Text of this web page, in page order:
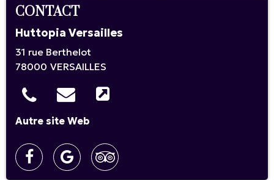
CONTACT
Huttopia Versailles
31 rue Berthelot
78000 VERSAILLES
Autre site Web